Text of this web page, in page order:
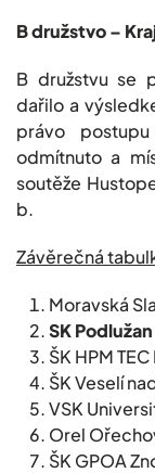
B družstvo –
B družstvu se
dařilo a
právo
odmítnuto a
soutěže
b.
Závěrečná
SK
ŠK HPM
ŠK
VSK
Orel
ŠK